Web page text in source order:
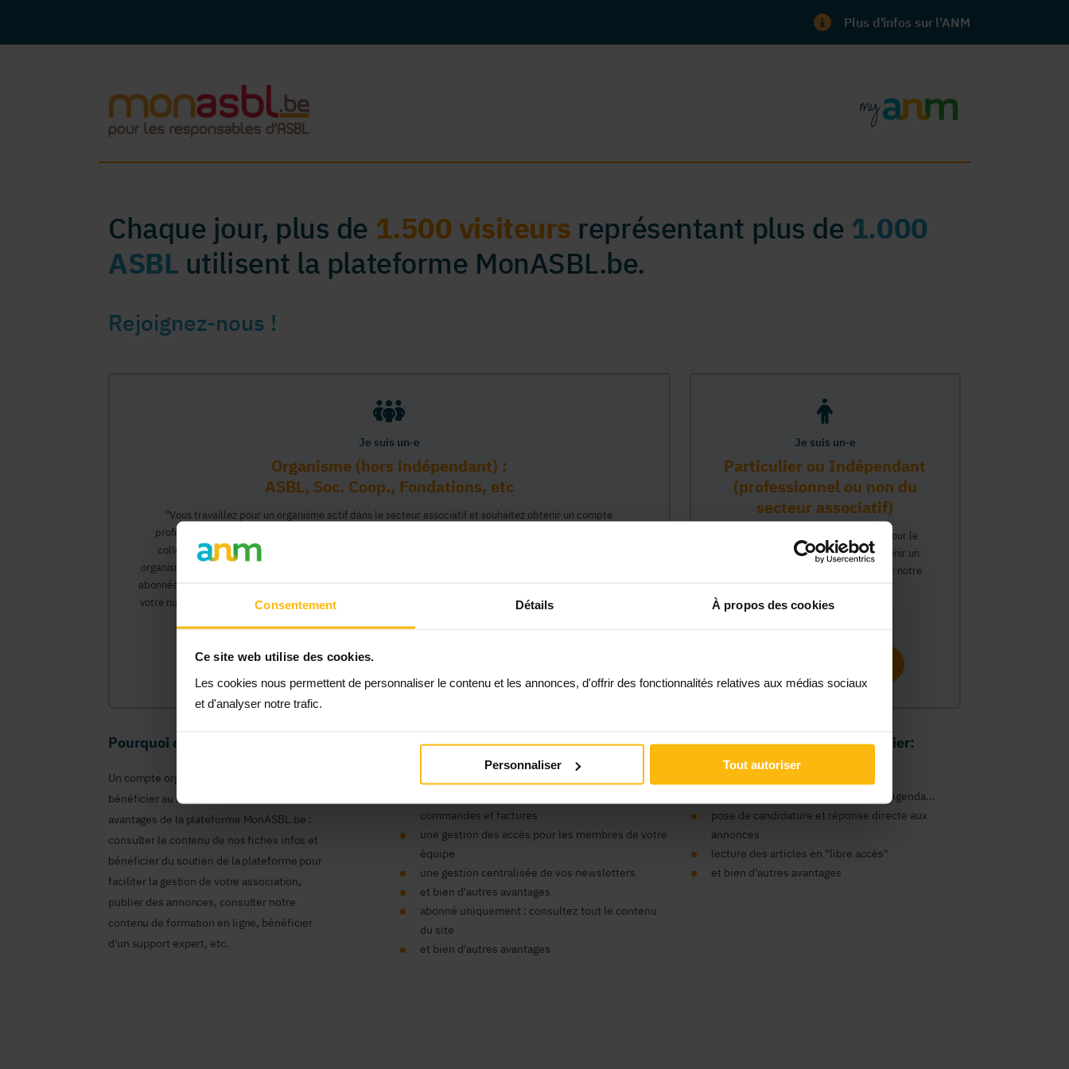
Consentement Détails À propos des cookies
Ce site web utilise des cookies.
Les cookies nous permettent de personnaliser le contenu et les annonces, d'offrir des fonctionnalités relatives aux médias sociaux
et d'analyser notre trafic.
Personnaliser Tout autoriser
Plus d'infos sur l'ANM
Chaque jour, plus de 1.500 visiteurs représentant plus de 1.000
ASBL utilisent la plateforme MonASBL.be.
Rejoignez-nous !
Je suis un·e
Organisme (hors indépendant) :
ASBL, Soc. Coop., Fondations, etc
"Vous travaillez pour un organisme actif dans le secteur associatif et souhaitez obtenir un compte
professionnel vous permettant d'interagir sur la plateforme MonASBL au nom de votre organisme. Vos
collègues pourront créer leur propre compte lié à ce compte professionnel et ainsi représenter votre
organisme et interagir au nom de celui-ci, accéder à tout le contenu de la plateforme MonASBL (réservé aux
abonnés).</0>Cette inscription comprendra deux étapes : 1/ identifiaction de l'organisme (munissez-vous de
votre numéro Banque Carrefour de l'Entreprise)2/ création de votre compte individuel professionnel lié à cet
Continuer
Je suis un·e
Particulier ou Indépendant
(professionnel ou non du
secteur associatif)
Vous travaillez ou avez un intérêt pour le
secteur associatif et souhaitez obtenir un
compte personnel pour interagir sur notre
Pourquoi devenir membre en tant qu’organisme ?
Un compte organisme est nécessaire pour
bénéficier au nom de votre ASBL des
avantages de la plateforme MonASBL.be :
consulter le contenu de nos fiches infos et
bénéficier du soutien de la plateforme pour
faciliter la gestion de votre association,
publier des annonces, consulter notre
contenu de formation en ligne, bénéficier
d'un support expert, etc.
commandes et factures
une gestion des accès pour les membres de votre
équipe
une gestion centralisée de vos newsletters
et bien d'autres avantages
abonné uniquement : consultez tout le contenu
du site
et bien d'autres avantages
Vos avantages comme particulier:
consultation des annonces Emploi, Agenda...
pose de candidature et réponse directe aux
annonces
lecture des articles en "libre accès"
et bien d'autres avantages